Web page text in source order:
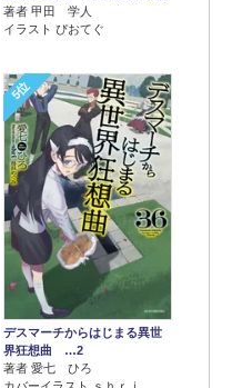
著者 甲田 学人
イラスト ぴおてぐ
5位
デスマーチからはじまる異世
界狂想曲 …2
著者 愛七 ひろ